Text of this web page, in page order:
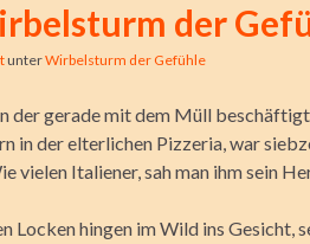
der
unterWirbelsturm der Gefühle
der gerade mit dem Müll
in der elterlichen Pizzeria, war
vielen Italiener, sah man ihm sein
Locken hingen im Wild ins Gesicht,